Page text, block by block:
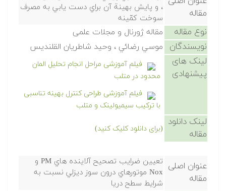
مقاله
، و پايش بهينة آن براي دست يابي به مصرف
سوخت کمّينه
نوع مقاله مقاله ژورنال و مجلات علمی
نویسندگان موسي رضائي ، وحيد شاطريان القلنديس
لینک های
پیشنهادی
فیلم آموزشی مراحل انجام تحلیل المان
محدود در متلب
فیلم آموزشی طراحی کنترل بهینه تناسبی
با ترکیب سیمیولینک و متلب
لینک دانلود
مقاله
(برای دانلود کلیک کنید)
عنوان اصلی
مقاله
تعيين ضرايب تصحيح آلاينده هاي PM و
Nox موتورهاي درون سوز ديزلي نسبت به
شرايط سطح دريا